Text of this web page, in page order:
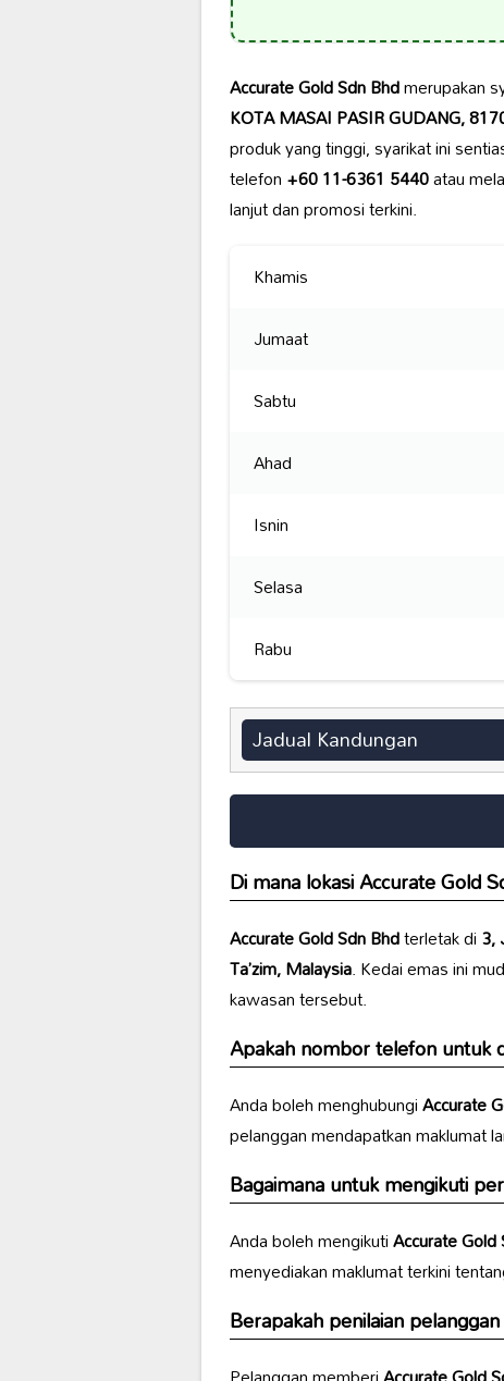
Accurate Gold Sdn Bhdmerupakan
KOTA MASAI PASIR GUDANG,
produk yang tinggi, syarikat ini
telefon+60 11-6361 5440atau
lanjut dan promosi terkini.
Khamis
Jumaat
Sabtu
Ahad
Isnin
Selasa
Rabu
Jadual Kandungan
Di mana lokasiAccurate Gold
Accurate Gold Sdn Bhdterletak di3,
Ta’zim, Malaysia. Kedai emas ini
kawasan tersebut.
Apakah nombor telefon untuk
Anda boleh menghubungiAccurate
pelanggan mendapatkan maklumat
Bagaimana untuk mengikuti
Anda boleh mengikutiAccurate Gold
menyediakan maklumat terkini
Berapakah penilaian